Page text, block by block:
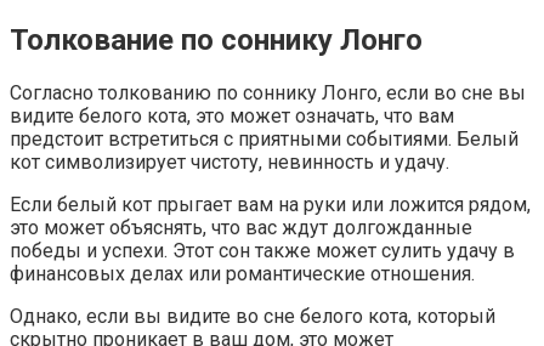
Толкование по соннику Лонго
Согласно толкованию по соннику Лонго, если во сне вы
видите белого кота, это может означать, что вам
предстоит встретиться с приятными событиями. Белый
кот символизирует чистоту, невинность и удачу.
Если белый кот прыгает вам на руки или ложится рядом,
это может объяснять, что вас ждут долгожданные
победы и успехи. Этот сон также может сулить удачу в
финансовых делах или романтические отношения.
Однако, если вы видите во сне белого кота, который
скрытно проникает в ваш дом, это может